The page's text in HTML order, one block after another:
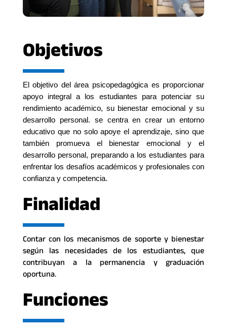
Objetivos
El objetivo del área psicopedagógica es proporcionar
apoyo integral a los estudiantes para potenciar su
rendimiento académico, su bienestar emocional y su
desarrollo personal. se centra en crear un entorno
educativo que no solo apoye el aprendizaje, sino que
también promueva el bienestar emocional y el
desarrollo personal, preparando a los estudiantes para
enfrentar los desafíos académicos y profesionales con
confianza y competencia.
Finalidad
Contar con los mecanismos de soporte y bienestar
según las necesidades de los estudiantes, que
contribuyan a la permanencia y graduación
oportuna.
Funciones